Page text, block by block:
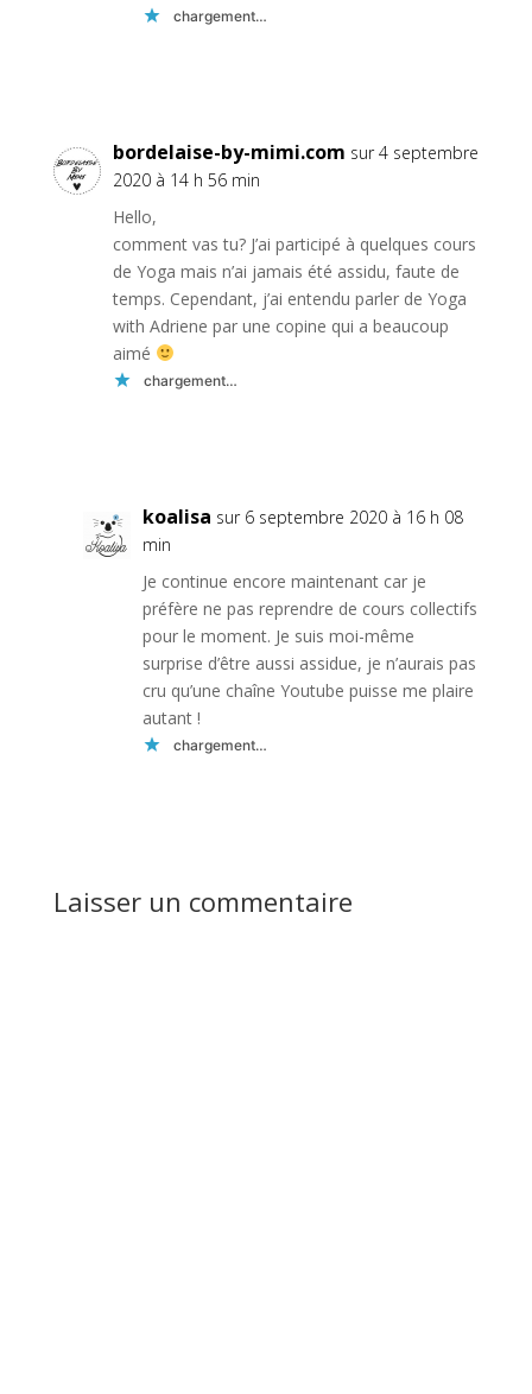
chargement…
bordelaise-by-mimi.com sur 4 septembre
2020 à 14 h 56 min
Hello,
comment vas tu? J’ai participé à quelques cours
de Yoga mais n’ai jamais été assidu, faute de
temps. Cependant, j’ai entendu parler de Yoga
with Adriene par une copine qui a beaucoup
aimé
chargement…
koalisa sur 6 septembre 2020 à 16 h 08
min
Je continue encore maintenant car je
préfère ne pas reprendre de cours collectifs
pour le moment. Je suis moi-même
surprise d’être aussi assidue, je n’aurais pas
cru qu’une chaîne Youtube puisse me plaire
autant !
chargement…
Laisser un commentaire